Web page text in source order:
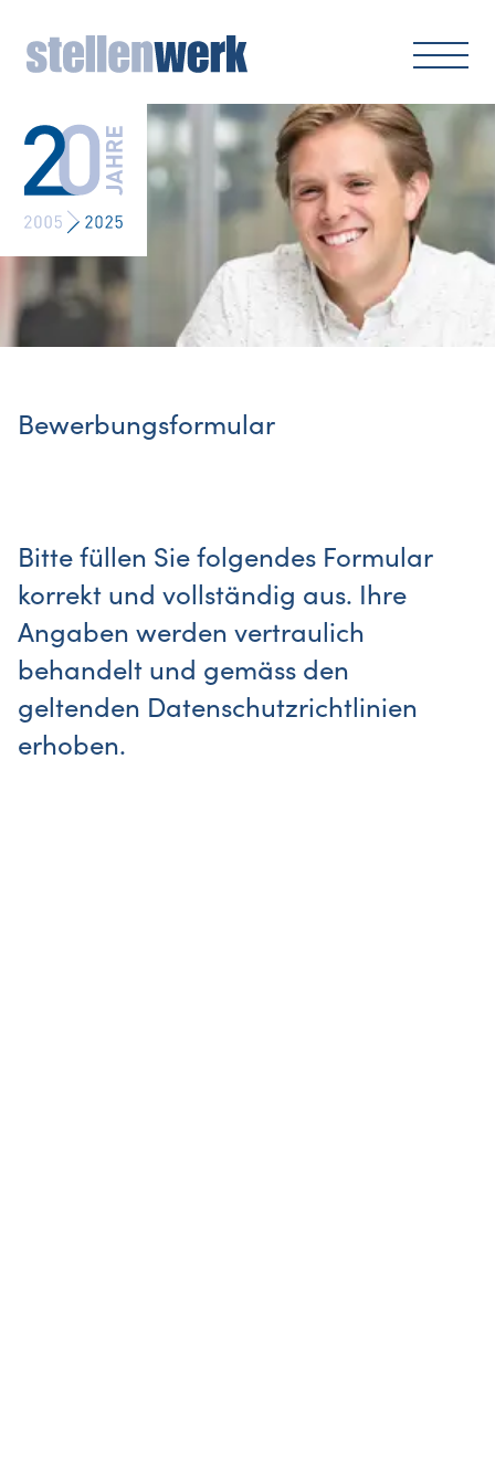
Bewerbungsformular
Bitte füllen Sie folgendes Formular
korrekt und vollständig aus. Ihre
Angaben werden vertraulich
behandelt und gemäss den
geltenden Datenschutzrichtlinien
erhoben.